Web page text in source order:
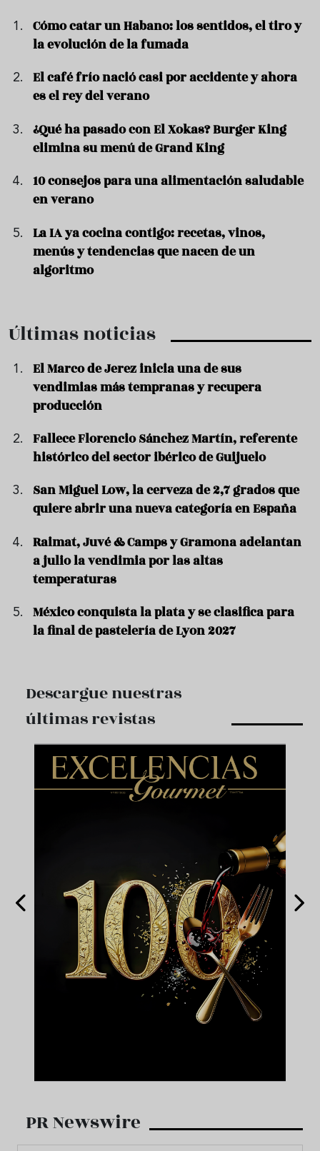
Cómo catar un Habano: los sentidos, el tiro y
la evolución de la fumada
El café frío nació casi por accidente y ahora
es el rey del verano
¿Qué ha pasado con El Xokas? Burger King
elimina su menú de Grand King
10 consejos para una alimentación saludable
en verano
La IA ya cocina contigo: recetas, vinos,
menús y tendencias que nacen de un
algoritmo
Últimas noticias
El Marco de Jerez inicia una de sus
vendimias más tempranas y recupera
producción
Fallece Florencio Sánchez Martín, referente
histórico del sector ibérico de Guijuelo
San Miguel Low, la cerveza de 2,7 grados que
quiere abrir una nueva categoría en España
Raimat, Juvé & Camps y Gramona adelantan
a julio la vendimia por las altas
temperaturas
México conquista la plata y se clasifica para
la final de pastelería de Lyon 2027
Descargue nuestras
últimas revistas
PR Newswire